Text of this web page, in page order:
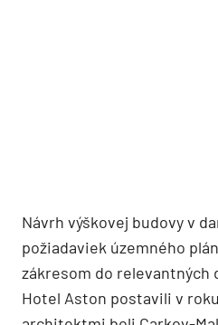
Návrh výškovej budovy v
požiadaviek územného
zákresom do relevantných
Hotel Aston postavili v